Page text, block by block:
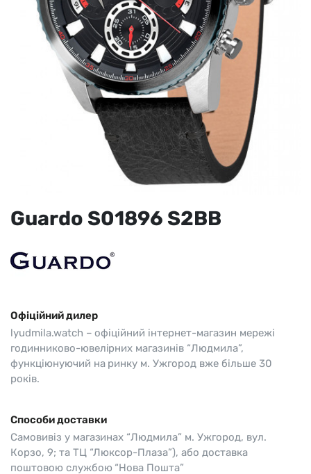
Guardo S01896 S2BB
Офіційний дилер
lyudmila.watch – офіційний інтернет-магазин мережі
годинниково-ювелірних магазинів “Людмила”,
функціюнуючий на ринку м. Ужгород вже більше 30
років.
Способи доставки
Самовивіз у магазинах “Людмила” м. Ужгород, вул.
Корзо, 9; та ТЦ “Люксор-Плаза”), або доставка
поштовою службою “Нова Пошта”